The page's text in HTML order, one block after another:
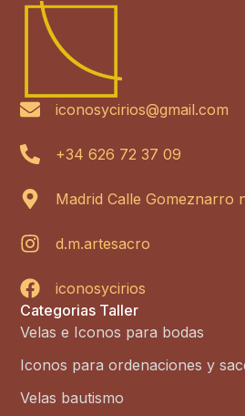
iconosycirios@gmail.com
+34 626 72 37 09
Madrid Calle Gomeznarro
d.m.artesacro
iconosycirios
Categorias Taller
Velas e Iconos para bodas
Iconos para ordenaciones y
Velas bautismo